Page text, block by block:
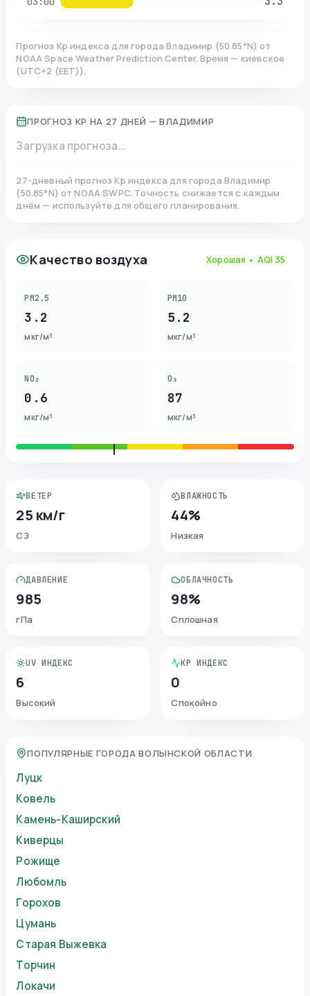
Прогноз Kp индекса для города Владимир (50.85°N)от
NOAA Space Weather Prediction Center. Время — киевское
(UTC+2 (EET)).
ПРОГНОЗ KP НА 27 ДНЕЙ — ВЛАДИМИР
Загрузка прогноза...
27-дневный прогноз Kp индекса для города Владимир
(50.85°N)от NOAA SWPC. Точность снижается с каждым
днём — используйте для общего планирования.
Качество воздуха Хорошая • AQI 35
PM2.5
3.2
мкг/м³
PM10
5.2
мкг/м³
NO₂
0.6
мкг/м³
O₃
87
мкг/м³
ВЕТЕР
25 км/г
СЗ
ВЛАЖНОСТЬ
44%
Низкая
ДАВЛЕНИЕ
985
гПа
ОБЛАЧНОСТЬ
98%
Сплошная
UV ИНДЕКС
6
Высокий
KP ИНДЕКС
0
Спокойно
ПОПУЛЯРНЫЕ ГОРОДА ВОЛЫНСКОЙ ОБЛАСТИ
Луцк
Ковель
Камень-Каширский
Киверцы
Рожище
Любомль
Горохов
Цумань
Старая Выжевка
Торчин
Локачи